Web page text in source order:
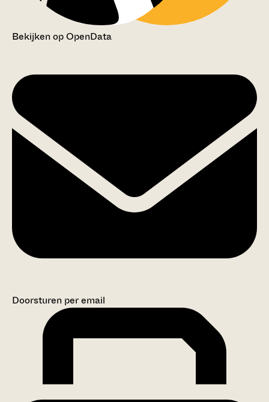
Bekijken op OpenData
Doorsturen per email